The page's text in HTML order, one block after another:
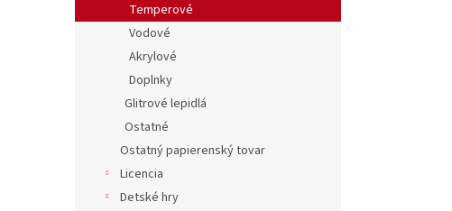
Temperové
Vodové
Akrylové
Doplnky
Glitrové lepidlá
Ostatné
Ostatný papierenský tovar
Licencia
Detské hry